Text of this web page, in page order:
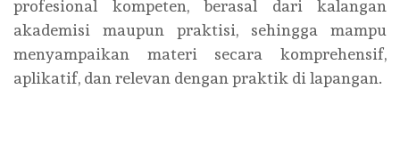
profesional kompeten, berasal dari kalangan
akademisi maupun praktisi, sehingga mampu
menyampaikan materi secara komprehensif,
aplikatif, dan relevan dengan praktik di lapangan.